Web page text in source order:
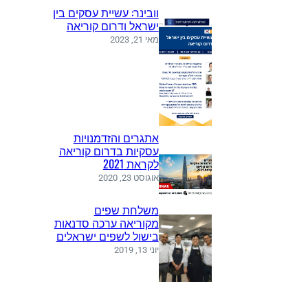
וובינר: עשיית עסקים בין
ישראל ודרום קוריאה
מאי 21, 2023
אתגרים והזדמנויות
עסקיות בדרום קוריאה
לקראת 2021
אוגוסט 23, 2020
משלחת שפים
מקוריאה ערכה סדנאות
בישול לשפים ישראלים
יוני 13, 2019